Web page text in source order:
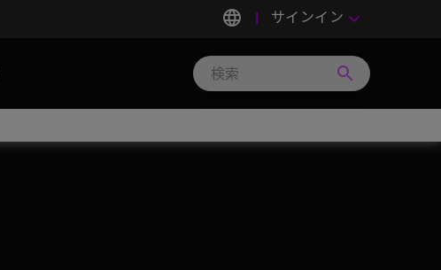
language サインイン keyboard_arrow_down
search